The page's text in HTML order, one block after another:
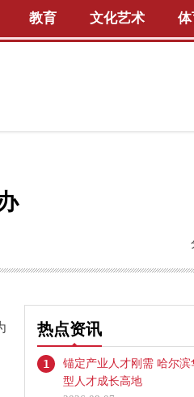
教育 文化艺术
热点资讯
1
锚定产业人才刚需 哈尔滨
型人才成长高地